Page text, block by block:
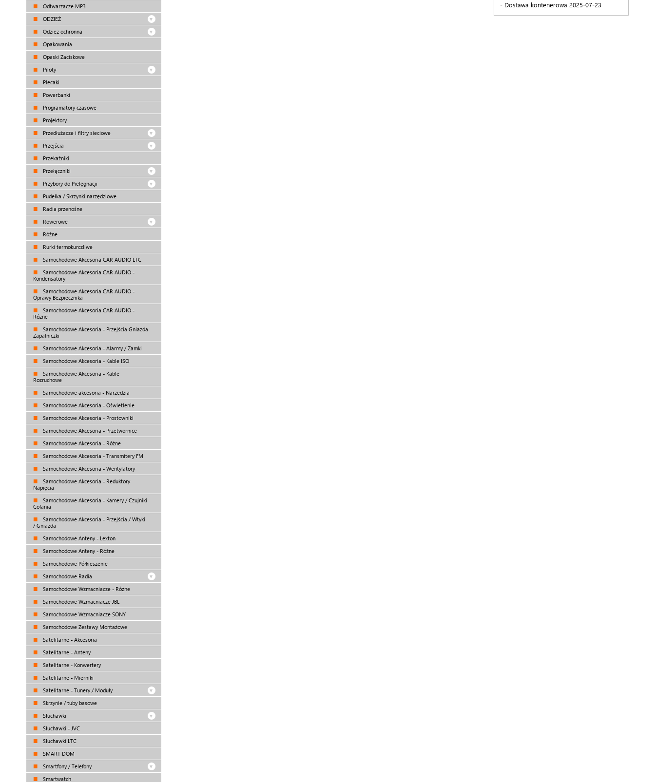
Dostawa kontenerowa 2025-07-23
Odtwarzacze MP3
ODZIEŻ
Odzież ochronna
Opakowania
Opaski Zaciskowe
Piloty
Plecaki
Powerbanki
Programatory czasowe
Projektory
Przedłużacze i filtry sieciowe
Przejścia
Przekaźniki
Przełączniki
Przybory do Pielęgnacji
Pudełka / Skrzynki narzędziowe
Radia przenośne
Rowerowe
Różne
Rurki termokurczliwe
Samochodowe Akcesoria CAR AUDIO LTC
Samochodowe Akcesoria CAR AUDIO -
Kondensatory
Samochodowe Akcesoria CAR AUDIO -
Oprawy Bezpiecznika
Samochodowe Akcesoria CAR AUDIO -
Różne
Samochodowe Akcesoria - Przejścia Gniazda
Zapalniczki
Samochodowe Akcesoria - Alarmy / Zamki
Samochodowe Akcesoria - Kable ISO
Samochodowe Akcesoria - Kable
Rozruchowe
Samochodowe akcesoria - Narzedzia
Samochodowe Akcesoria - Oświetlenie
Samochodowe Akcesoria - Prostowniki
Samochodowe Akcesoria - Przetwornice
Samochodowe Akcesoria - Różne
Samochodowe Akcesoria - Transmitery FM
Samochodowe Akcesoria - Wentylatory
Samochodowe Akcesoria - Reduktory
Napięcia
Samochodowe Akcesoria - Kamery / Czujniki
Cofania
Samochodowe Akcesoria - Przejścia / Wtyki
/ Gniazda
Samochodowe Anteny - Lexton
Samochodowe Anteny - Różne
Samochodowe Półkieszenie
Samochodowe Radia
Samochodowe Wzmacniacze - Różne
Samochodowe Wzmacniacze JBL
Samochodowe Wzmacniacze SONY
Samochodowe Zestawy Montażowe
Satelitarne - Akcesoria
Satelitarne - Anteny
Satelitarne - Konwertery
Satelitarne - Mierniki
Satelitarne - Tunery / Moduły
Skrzynie / tuby basowe
Słuchawki
Słuchawki - JVC
Słuchawki LTC
SMART DOM
Smartfony / Telefony
Smartwatch